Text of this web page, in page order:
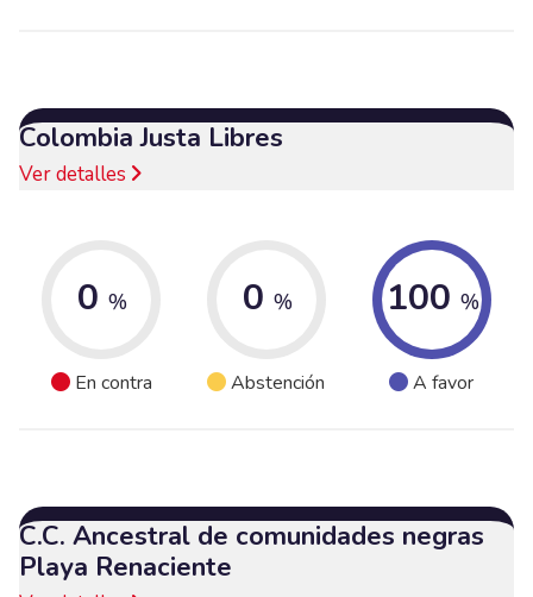
Colombia Justa Libres
Ver detalles
0 %
En contra
0 %
Abstención
100 %
A favor
C.C. Ancestral de comunidades negras
Playa Renaciente